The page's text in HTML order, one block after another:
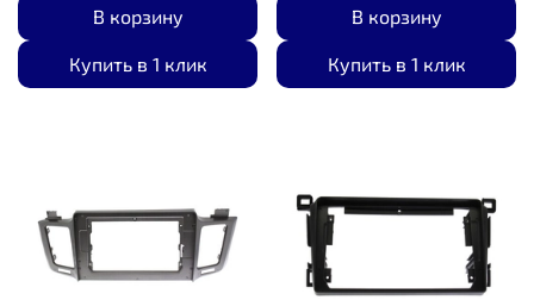
В корзину
Купить в 1 клик
В корзину
Купить в 1 клик